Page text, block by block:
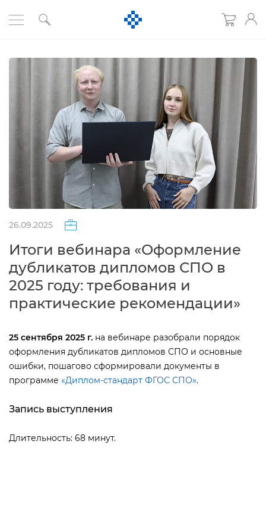
26.09.2025
Итоги вебинара «Оформление
дубликатов дипломов СПО
2025 году: требования и
практические рекомендации»
25 сентября 2025 г. на вебинаре разобрали порядок
оформления дубликатов дипломов СПО и основные
ошибки, пошагово сформировали документы
программе «Диплом-стандарт ФГОС СПО».
Запись выступления
Длительность: 68 минут.